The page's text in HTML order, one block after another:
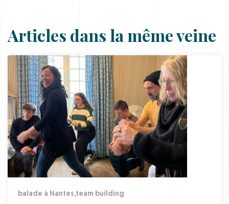
Articles dans la même veine
balade à Nantes,team building